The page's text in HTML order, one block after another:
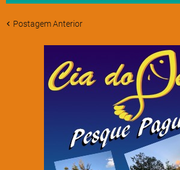
Postagem Anterior